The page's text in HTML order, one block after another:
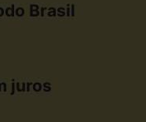
Brasil
juros